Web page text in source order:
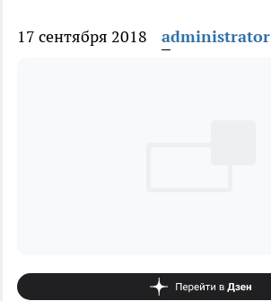
17 сентября 2018 administrator